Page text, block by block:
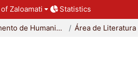
Zaloamati Statistics
Departamento de Humanidades Área de Literatura